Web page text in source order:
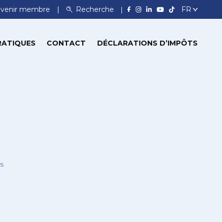
membre Recherche
CONTACT DÉCLARATIONS D’IMPÔTS